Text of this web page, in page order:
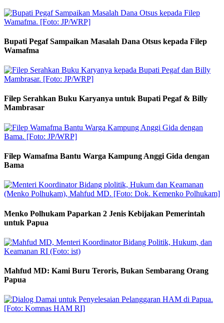
Bupati Pegaf Sampaikan Masalah Dana Otsus kepada Filep
Wamafma
Filep Serahkan Buku Karyanya untuk Bupati Pegaf & Billy
Mambrasar
Filep Wamafma Bantu Warga Kampung Anggi Gida dengan
Bama
Menko Polhukam Paparkan 2 Jenis Kebijakan Pemerintah
untuk Papua
Mahfud MD: Kami Buru Teroris, Bukan Sembarang Orang
Papua